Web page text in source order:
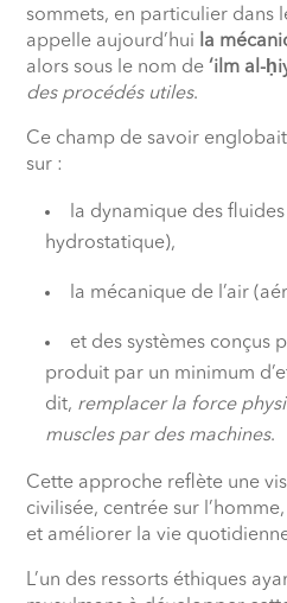
sommets, en particulier dans
appelle aujourd’hui
la
alors sous le nom de‘ilm al-ḥ
des procédés utiles.
Ce champ de savoir
sur :
la dynamique des
hydrostatique),
la mécanique de l’air
et des systèmes conçus
produit par un minimum
dit, remplacer la force
muscles par des machines.
Cette approche reflète une
civilisée, centrée sur
et améliorer la vie
L’un des ressorts éthiques